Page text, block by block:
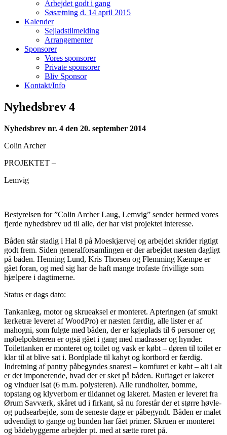
Arbejdet godt i gang
Søsætning d. 14 april 2015
Kalender
Sejladstilmelding
Arrangementer
Sponsorer
Vores sponsorer
Private sponsorer
Bliv Sponsor
Kontakt/Info
Nyhedsbrev 4
Nyhedsbrev nr. 4 den 20. september 2014
Colin Archer
PROJEKTET –
Lemvig
Bestyrelsen for ”Colin Archer Laug, Lemvig” sender hermed vores
fjerde nyhedsbrev ud til alle, der har vist projektet in­ter­esse.
Båden står stadig i Hal 8 på Moeskjærvej og arbejdet skrider rigtigt
godt frem. Siden gene­ralforsamlingen er der arbejdet næsten dagligt
på båden. Henning Lund, Kris Thorsen og Flem­ming Kæmpe er
gået foran, og med sig har de haft mange trofaste frivillige som
hjælpere i dagtimerne.
Status er dags dato:
Tankanlæg, motor og skrueaksel er monteret. Apteringen (af smukt
lærketræ leve­ret af WoodPro) er næsten færdig, alle lister er af
mahogni, som fulgte med båden, der er køjeplads til 6 personer og
møbelpolstreren er også gået i gang med madras­ser og hynder.
Toilettanken er monteret og toilet og vask er købt – døren til toilet er
klar til at blive sat i. Bordplade til kahyt og kortbord er færdig.
Indretning af pantry påbegyndes snarest – komfuret er købt – alt i alt
er det imponerende, hvad der er sket på båden. Ruftaget er lakeret
og vinduer isat (6 m.m. polysteren). Alle rund­hol­ter, bomme,
topstang og klyverbom er tildannet og lakeret. Masten er leveret fra
Ørum Savværk, skåret ud i firkant, så nu forestår der et større høvle-
og pudsear­bej­de, som de seneste dage er påbegyndt. Båden er malet
udvendigt to gange og bun­den har fået primer. Skruen er monteret
og bådebyg­gerne arbejder pt. med at sætte roret på.